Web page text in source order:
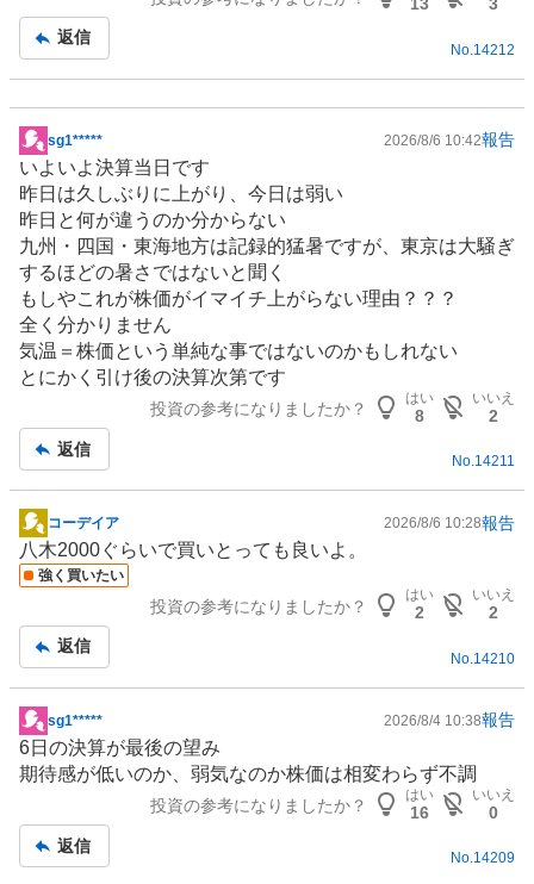
13
3
返信
No. 14212
掲
示
板
記
事
sg1***** 2026/8/6 10:42報告
いよいよ決算当日です
昨日は久しぶりに上がり、今日は弱い
昨日と何が違うのか分からない
九州・四国・東海地方は記録的猛暑ですが、東京は大騒ぎ
するほどの暑さではないと聞く
もしやこれが株価がイマイチ上がらない理由？？？
全く分かりません
気温＝株価という単純な事ではないのかもしれない
とにかく引け後の決算次第です
投資の参考になりましたか？
はい
8
いいえ
2
返信
No.14211
掲
示
板
コーデイア 2026/8/6 10:28報告
八木2000ぐらいで買いとっても良いよ。
強く買いたい
投資の参考になりましたか？
はい
2
いいえ
2
返信
No. 14210
掲
示
板
sg1***** 2026/8/4 10:38報告
6日の決算が最後の望み
期待感が低いのか、弱気なのか株価は相変わらず不調
投資の参考になりましたか？
はい
16
いいえ
0
返信
No.14209